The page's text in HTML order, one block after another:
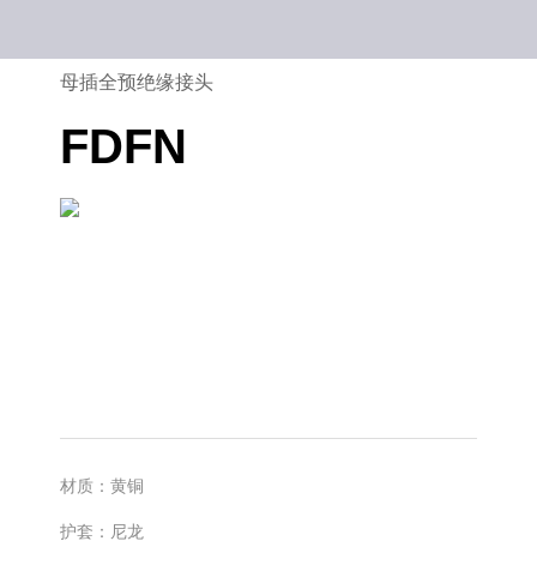
母插全预绝缘接头
FDFN
材质：黄铜
护套：尼龙